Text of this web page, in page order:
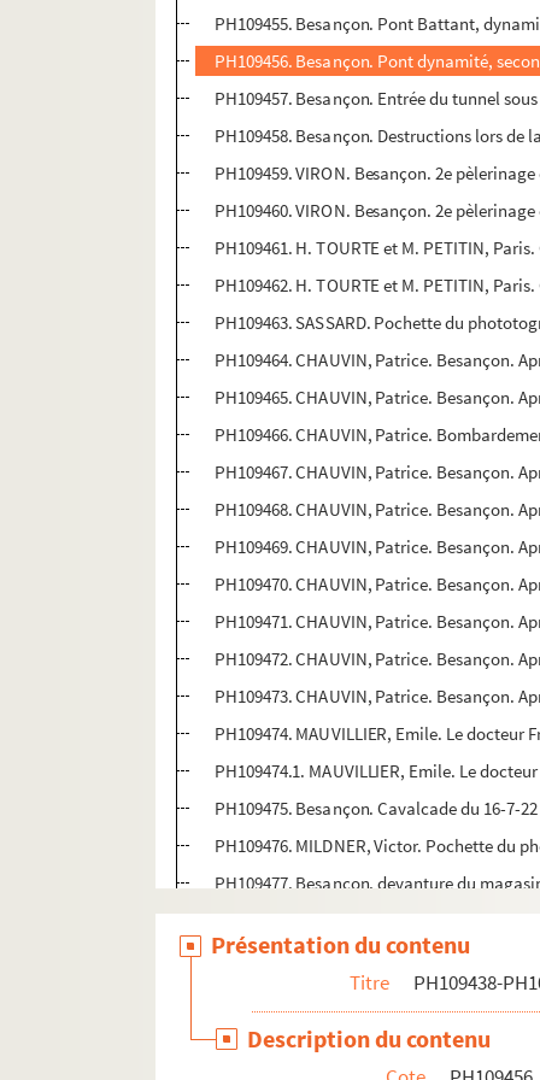
PH109455. Besançon. Pont Battant,
PH109456. Besançon. Pont dynamité,
PH109457. Besançon. Entrée du tunnel
PH109458. Besançon. Destructions lors
PH109459. VIRON. Besançon. 2e
PH109460. VIRON. Besançon. 2e
PH109461. H. TOURTE et M. PETITIN,
PH109462. H. TOURTE et M. PETITIN,
PH109463. SASSARD. Pochette du
PH109464. CHAUVIN, Patrice. Besançon.
PH109465. CHAUVIN, Patrice. Besançon.
PH109466. CHAUVIN, Patrice.
PH109467. CHAUVIN, Patrice. Besançon.
PH109468. CHAUVIN, Patrice. Besançon.
PH109469. CHAUVIN, Patrice. Besançon.
PH109470. CHAUVIN, Patrice. Besançon.
PH109471. CHAUVIN, Patrice. Besançon.
PH109472. CHAUVIN, Patrice. Besançon.
PH109473. CHAUVIN, Patrice. Besançon.
PH109474. MAUVILLIER, Emile. Le docteur
PH109474.1. MAUVILLIER, Emile. Le
PH109475. Besançon. Cavalcade du 16-7-
PH109476. MILDNER, Victor. Pochette du
PH109477. Besançon, devanture du
PH109478. SELEBAM, R. Couple avec 3
PH109479. Besançon - Tramway devant
PH109480. Couple au jardin botanique de
PH109481. Couple au jardin botanique de
PH109482. RICHARD, Daniel. Pochette
Présentation du contenu
Titre PH109438-
Description du contenu